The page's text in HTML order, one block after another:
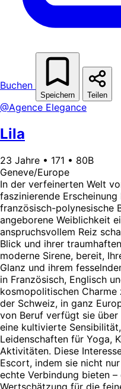
Buchen
Speichern Teilen
@Agence Elegance
Lila
23 Jahre • 171 • 80B
Geneve/Europe
In der verfeinerten Welt
faszinierende
französisch-polynesische
angeborene Weiblichkeit
anspruchsvollem Reiz
Blick und ihrer
moderne Sirene, bereit,
Glanz und ihrem
in Französisch, Englisch
kosmopolitischen Charme
der Schweiz, in ganz
von Beruf verfügt sie über
eine kultivierte
Leidenschaften für Yoga,
Aktivitäten. Diese
Escort, indem sie nicht
echte Verbindung bieten –
Wertschätzung für die